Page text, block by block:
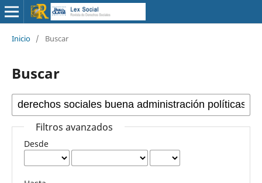
Inicio / Buscar
Buscar
Filtros avanzados
Desde